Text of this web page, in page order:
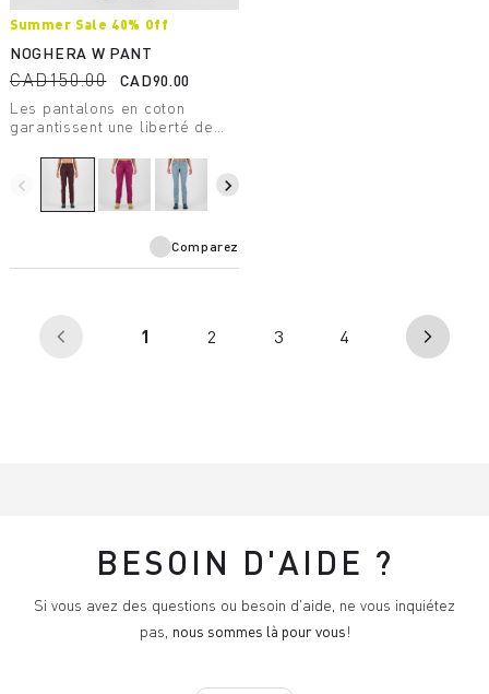
Summer Sale 40% Off
NOGHERA W PANT
CAD150.00
CAD90.00
Les pantalons en coton
garantissent une liberté de
confort inégalé qui les
rendent parfaits pour la vie
quotidienne.
navigate_before navigate_next
Comparez
arrow_back_ios 1 2 3 4 arrow_forward_ios
BESOIN D'AIDE ?
Si vous avez des questions ou besoin d'aide, ne vous inquiétez
pas, nous sommes là pour vous!